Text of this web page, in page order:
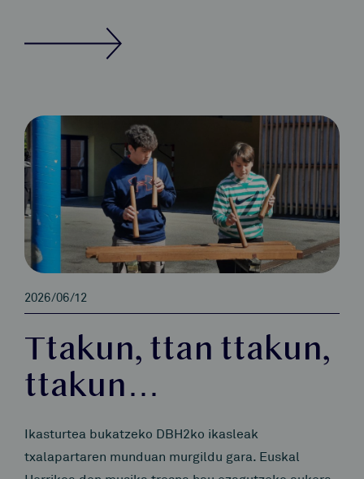
2026/06/12
Ttakun, ttan ttakun,
ttakun…
Ikasturtea bukatzeko DBH2ko ikasleak
txalapartaren munduan murgildu gara. Euskal